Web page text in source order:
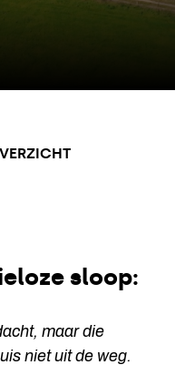
sloop:
maar die
niet uit de weg.